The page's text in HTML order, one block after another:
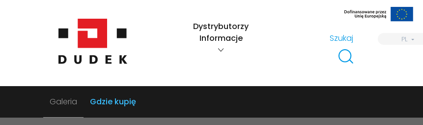
Dystrybutorzy
Informacje
Szukaj PL
Galeria Gdzie kupię